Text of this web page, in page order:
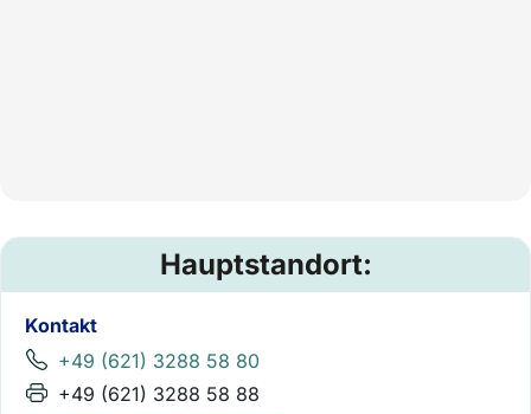
Hauptstandort:
Kontakt
+49 (621) 3288 58 80
+49 (621) 3288 58 88